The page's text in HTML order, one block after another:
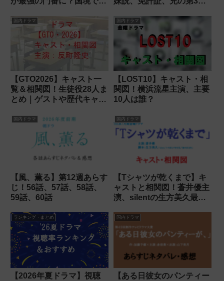
国内ドラマ
【GTO2026】キャスト一
覧＆相関図！生徒役28人ま
とめ｜ゲストや歴代キャス
国内ドラマ
【LOST10】キャスト・相
関図！横浜流星主演、主要
10人は誰？
国内ドラマ
【風、薫る】第12週あらす
じ！56話、57話、58話、
59話、60話
国内ドラマ
【Tシャツが乾くまで】キ
ャストと相関図！蒼井優主
演、silentの生方美久最新
ランキング・まとめ
【2026年夏ドラマ】視聴
国内ドラマ
【ある日彼女のパンティー